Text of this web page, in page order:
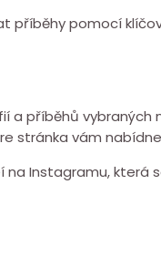
pomocí
a příběhů
stránka vám
Instagramu,